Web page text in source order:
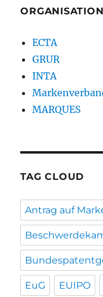
ECTA
GRUR
INTA
MARQUES
TAG CLOUD
Antrag auf
EuG EUIPO